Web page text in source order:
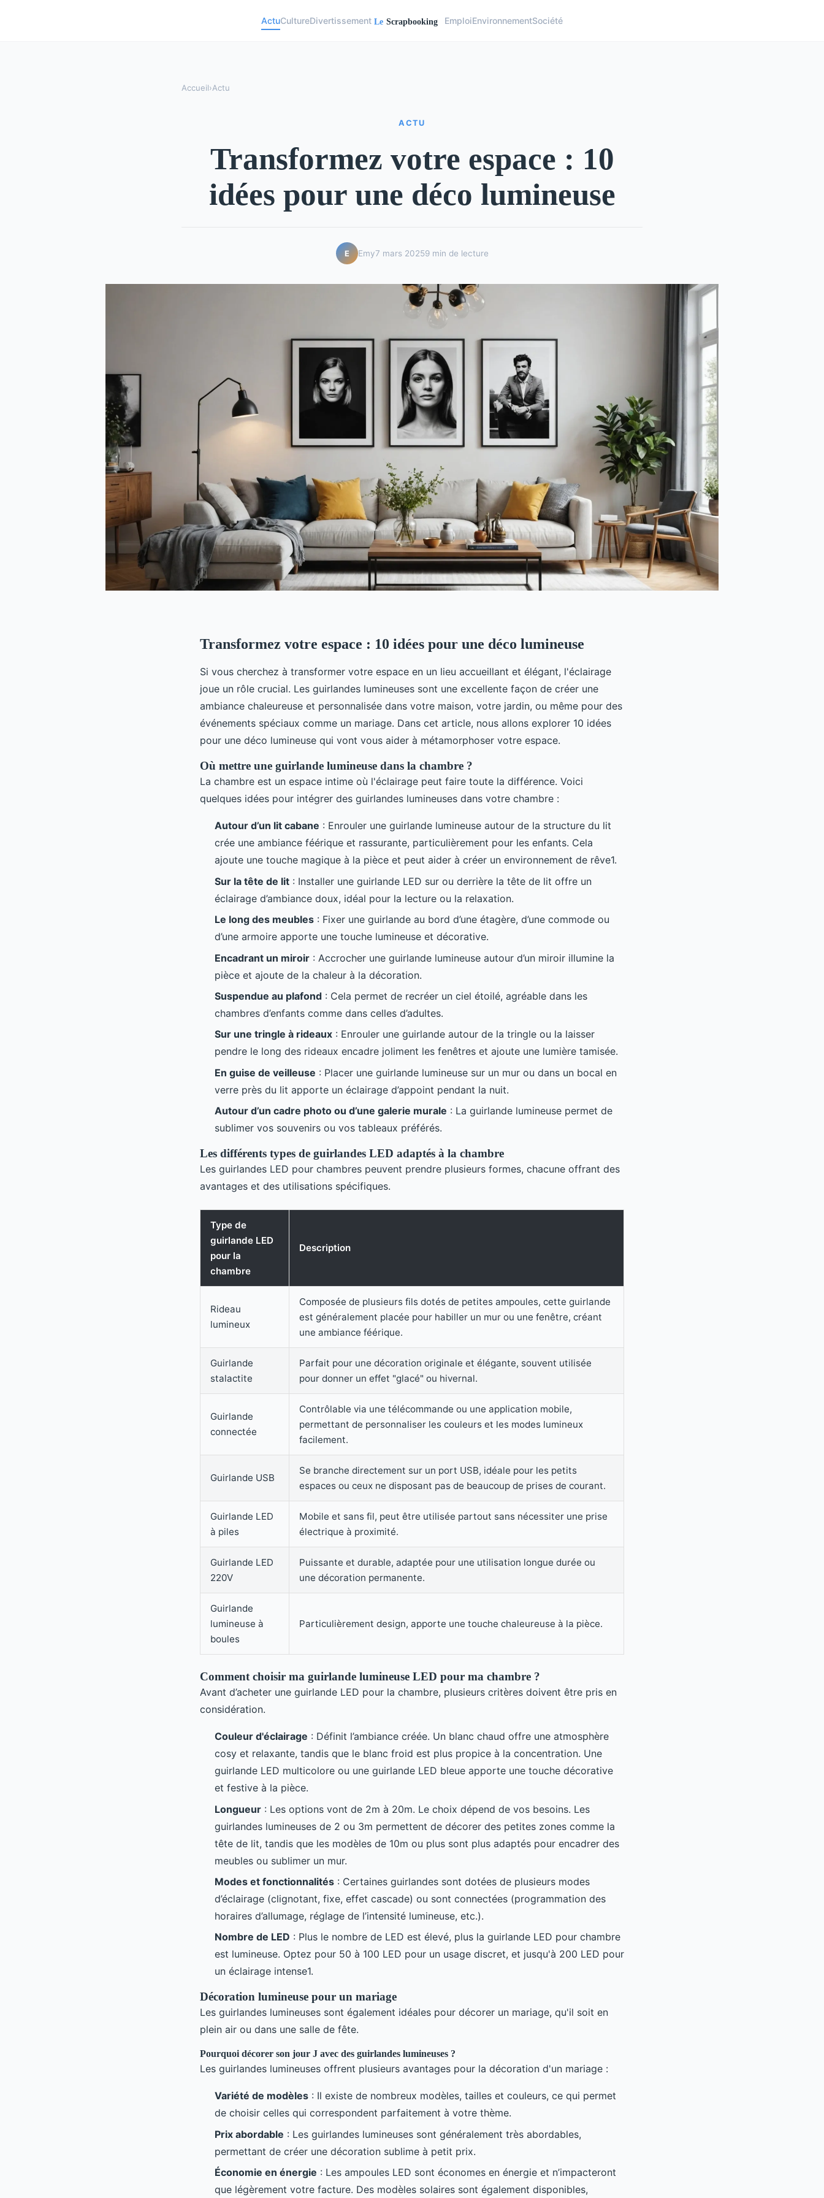
ActuCultureDivertissement EmploiEnvironnementSociété
Accueil›Actu
ACTU
Transformez votre espace : 10
idées pour une déco lumineuse
E Emy7 mars 20259 min de lecture
Transformez votre espace : 10 idées pour une déco lumineuse
Si vous cherchez à transformer votre espace en un lieu accueillant et élégant, l'éclairage
joue un rôle crucial. Les guirlandes lumineuses sont une excellente façon de créer une
ambiance chaleureuse et personnalisée dans votre maison, votre jardin, ou même pour des
événements spéciaux comme un mariage. Dans cet article, nous allons explorer 10 idées
pour une déco lumineuse qui vont vous aider à métamorphoser votre espace.
Où mettre une guirlande lumineuse dans la chambre ?
La chambre est un espace intime où l'éclairage peut faire toute la différence. Voici
quelques idées pour intégrer des guirlandes lumineuses dans votre chambre :
Autour d’un lit cabane : Enrouler une guirlande lumineuse autour de la structure du lit
crée une ambiance féérique et rassurante, particulièrement pour les enfants. Cela
ajoute une touche magique à la pièce et peut aider à créer un environnement de rêve1.
Sur la tête de lit : Installer une guirlande LED sur ou derrière la tête de lit offre un
éclairage d’ambiance doux, idéal pour la lecture ou la relaxation.
Le long des meubles : Fixer une guirlande au bord d’une étagère, d’une commode ou
d’une armoire apporte une touche lumineuse et décorative.
Encadrant un miroir : Accrocher une guirlande lumineuse autour d’un miroir illumine la
pièce et ajoute de la chaleur à la décoration.
Suspendue au plafond : Cela permet de recréer un ciel étoilé, agréable dans les
chambres d’enfants comme dans celles d’adultes.
Sur une tringle à rideaux : Enrouler une guirlande autour de la tringle ou la laisser
pendre le long des rideaux encadre joliment les fenêtres et ajoute une lumière tamisée.
En guise de veilleuse : Placer une guirlande lumineuse sur un mur ou dans un bocal en
verre près du lit apporte un éclairage d’appoint pendant la nuit.
Autour d’un cadre photo ou d’une galerie murale : La guirlande lumineuse permet de
sublimer vos souvenirs ou vos tableaux préférés.
Les différents types de guirlandes LED adaptés à la chambre
Les guirlandes LED pour chambres peuvent prendre plusieurs formes, chacune offrant des
avantages et des utilisations spécifiques.
Type de
guirlande LED
pour la
chambre
Description
Rideau
lumineux
Composée de plusieurs fils dotés de petites ampoules, cette guirlande
est généralement placée pour habiller un mur ou une fenêtre, créant
une ambiance féérique.
Guirlande
stalactite
Parfait pour une décoration originale et élégante, souvent utilisée
pour donner un effet "glacé" ou hivernal.
Guirlande
connectée
Contrôlable via une télécommande ou une application mobile,
permettant de personnaliser les couleurs et les modes lumineux
facilement.
Guirlande USB
Se branche directement sur un port USB, idéale pour les petits
espaces ou ceux ne disposant pas de beaucoup de prises de courant.
Guirlande LED
à piles
Mobile et sans fil, peut être utilisée partout sans nécessiter une prise
électrique à proximité.
Guirlande LED
220V
Puissante et durable, adaptée pour une utilisation longue durée ou
une décoration permanente.
Guirlande
lumineuse à
boules
Particulièrement design, apporte une touche chaleureuse à la pièce.
Comment choisir ma guirlande lumineuse LED pour ma chambre ?
Avant d’acheter une guirlande LED pour la chambre, plusieurs critères doivent être pris en
considération.
Couleur d'éclairage : Définit l’ambiance créée. Un blanc chaud offre une atmosphère
cosy et relaxante, tandis que le blanc froid est plus propice à la concentration. Une
guirlande LED multicolore ou une guirlande LED bleue apporte une touche décorative
et festive à la pièce.
Longueur : Les options vont de 2m à 20m. Le choix dépend de vos besoins. Les
guirlandes lumineuses de 2 ou 3m permettent de décorer des petites zones comme la
tête de lit, tandis que les modèles de 10m ou plus sont plus adaptés pour encadrer des
meubles ou sublimer un mur.
Modes et fonctionnalités : Certaines guirlandes sont dotées de plusieurs modes
d’éclairage (clignotant, fixe, effet cascade) ou sont connectées (programmation des
horaires d’allumage, réglage de l’intensité lumineuse, etc.).
Nombre de LED : Plus le nombre de LED est élevé, plus la guirlande LED pour chambre
est lumineuse. Optez pour 50 à 100 LED pour un usage discret, et jusqu'à 200 LED pour
un éclairage intense1.
Décoration lumineuse pour un mariage
Les guirlandes lumineuses sont également idéales pour décorer un mariage, qu'il soit en
plein air ou dans une salle de fête.
Pourquoi décorer son jour J avec des guirlandes lumineuses ?
Les guirlandes lumineuses offrent plusieurs avantages pour la décoration d'un mariage :
Variété de modèles : Il existe de nombreux modèles, tailles et couleurs, ce qui permet
de choisir celles qui correspondent parfaitement à votre thème.
Prix abordable : Les guirlandes lumineuses sont généralement très abordables,
permettant de créer une décoration sublime à petit prix.
Économie en énergie : Les ampoules LED sont économes en énergie et n’impacteront
que légèrement votre facture. Des modèles solaires sont également disponibles,